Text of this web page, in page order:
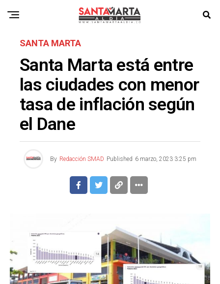
SANTA MARTA
Santa Marta está entre
las ciudades con menor
tasa de inflación según
el Dane
By Redacción SMAD Published 6 marzo, 2023 3:25 pm